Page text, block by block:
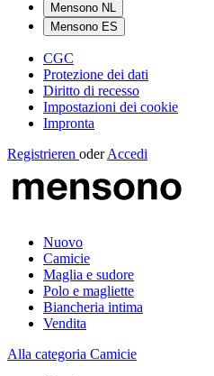
Mensono NL
Mensono ES
CGC
Protezione dei dati
Diritto di recesso
Impostazioni dei cookie
Impronta
Registrieren oder Accedi
Nuovo
Camicie
Maglia e sudore
Polo e magliette
Biancheria intima
Vendita
Alla categoria Camicie